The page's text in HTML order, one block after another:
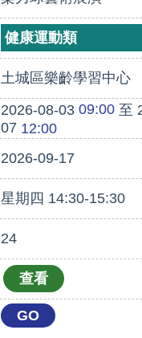
健康運動類
土城區樂齡學習中心
2026-08-0309:00至
07 12:00
2026-09-17
星期四 14:30-15:30
24
GO